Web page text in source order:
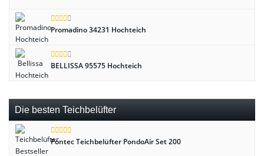
Promadino 34231 Hochteich
BELLISSA 95575 Hochteich
Die besten Teichbelüfter
Pontec Teichbelüfter PondoAir Set 200